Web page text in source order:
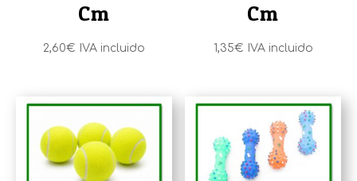
Cm
2,60€ IVA incluido
Cm
1,35€ IVA incluido